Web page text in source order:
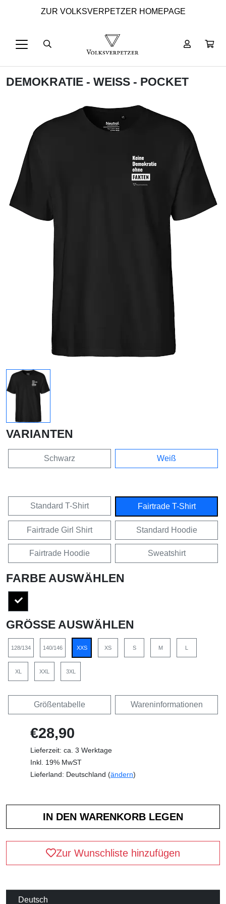
ZUR VOLKSVERPETZER HOMEPAGE
DEMOKRATIE - WEISS - POCKET
VARIANTEN
Schwarz Weiß
Standard T-Shirt Fairtrade T-Shirt
Fairtrade Girl Shirt Standard Hoodie
Fairtrade Hoodie Sweatshirt
FARBE AUSWÄHLEN
GRÖSSE AUSWÄHLEN
128/134 140/146 XXS XS S M L
XL XXL 3XL
Größentabelle Wareninformationen
€28,90
Lieferzeit: ca. 3 Werktage
Inkl. 19% MwST
Lieferland: Deutschland (ändern)
Zur Wunschliste hinzufügen
Deutsch